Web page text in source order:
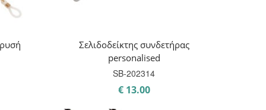
Σελιδοδείκτης συνδετήρας
personalised
SB-202314
€13.00